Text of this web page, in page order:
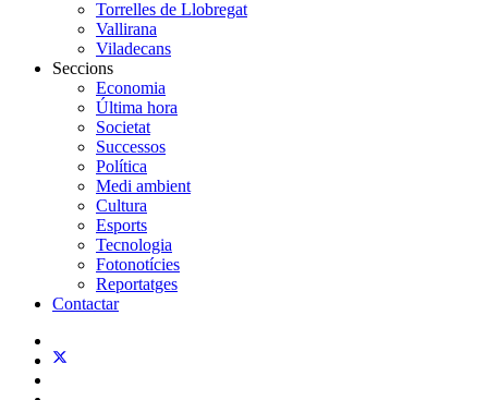
Torrelles de Llobregat
Vallirana
Viladecans
Seccions
Economia
Última hora
Societat
Successos
Política
Medi ambient
Cultura
Esports
Tecnologia
Fotonotícies
Reportatges
Contactar